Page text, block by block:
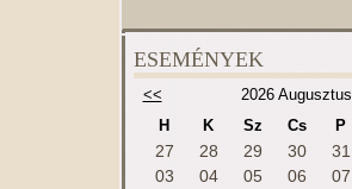
ESEMÉNYEK
<< 2026 Augusztus
H
K Sz Cs P
27 28 29 30 31
03
04 05 06 07